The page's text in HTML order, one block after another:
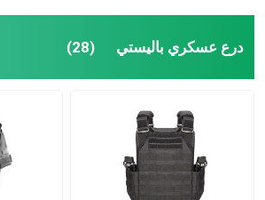
منتجات
جولة في المعمل
درع عسكري باليستي (28)